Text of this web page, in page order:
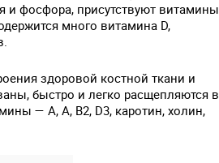
фосфора, присутствуют витамины
много витамина D,
здоровой костной ткани и
быстро и легко расщепляются в
— A, А, В2, D3, каротин, холин,